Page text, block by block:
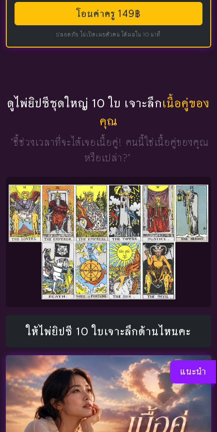
โอนค่าครู 149฿
ปลอดภัย ไม่เปิดเผยตัวตน ได้ผลใน 10 นาที
ดูไพ่ยิปซีชุดใหญ่ 10 ใบ เจาะลึกเนื้อคู่ของ
คุณ
"ชี้ช่วงเวลาที่จะได้เจอเนื้อคู่! คนนี้ใช่เนื้อคู่ของคุณ
หรือเปล่า?"
ให้ไพ่ยิปซี 10 ใบเจาะลึกด้านไหนคะ
แนะนำ